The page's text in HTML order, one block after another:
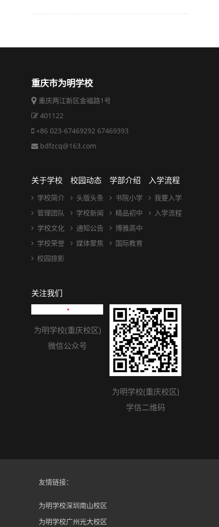
重庆市为明学校
重庆两江新区金福路1号
401122
+86 023-67469292 67469393
bdfzcq@163.com
关于学校
学校简介
管理团队
学校文化
学校荣誉
校园掠影
校园动态
头版头条
学校新闻
通知公告
媒体聚焦
学部介绍
书院小学
精品初中
博雅高中
国际教育
入学流程
我要入学
入学流程
关注我们
为明学校(重庆校区)
微信公众号
为明学校(重庆校区)
学信二维码
友情链接：
为明学校深圳南山校区
为明学校广州光大校区